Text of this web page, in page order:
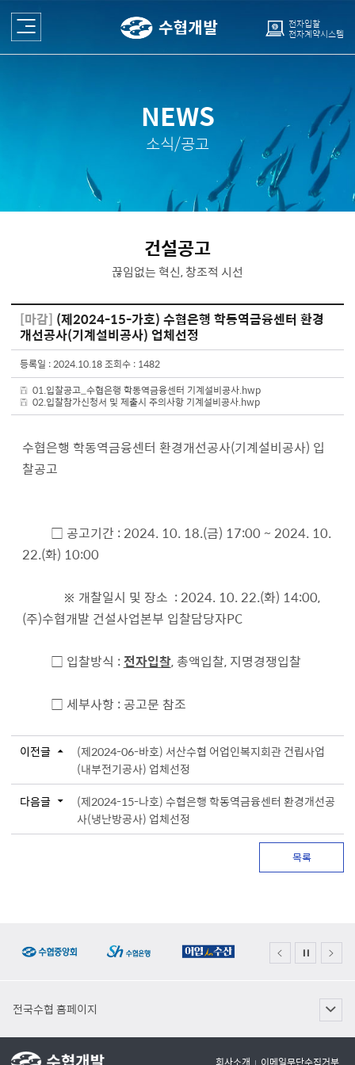
전자입찰
전자계약시스템
NEWS
소식/공고
건설공고
끊임없는 혁신, 창조적 시선
[마감] (제2024-15-가호) 수협은행 학동역금융센터 환경
개선공사(기계설비공사) 업체선정
등록일 : 2024.10.18조회수 : 1482
01.입찰공고_수협은행 학동역금융센터 기계설비공사.hwp
02.입찰참가신청서 및 제출시 주의사항 기계설비공사.hwp
수협은행 학동역금융센터 환경개선공사(기계설비공사) 입
찰공고
□ 공고기간 : 2024. 10. 18.(금) 17:00 ~ 2024. 10.
22.(화) 10:00
※ 개찰일시 및 장소 : 2024. 10. 22.(화) 14:00,
(주)수협개발 건설사업본부 입찰담당자PC
□ 입찰방식 : 전자입찰, 총액입찰, 지명경쟁입찰
□ 세부사항 : 공고문 참조
이전글
(제2024-06-바호) 서산수협 어업인복지회관 건립사업
(내부전기공사) 업체선정
다음글
(제2024-15-나호) 수협은행 학동역금융센터 환경개선공
사(냉난방공사) 업체선정
목록
전국수협 홈페이지
회사소개 이메일무단수집거부